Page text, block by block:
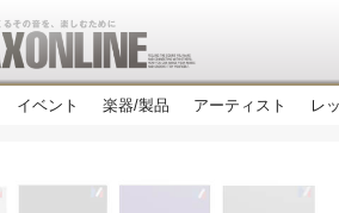
イベント 楽器/製品 アーティスト レ